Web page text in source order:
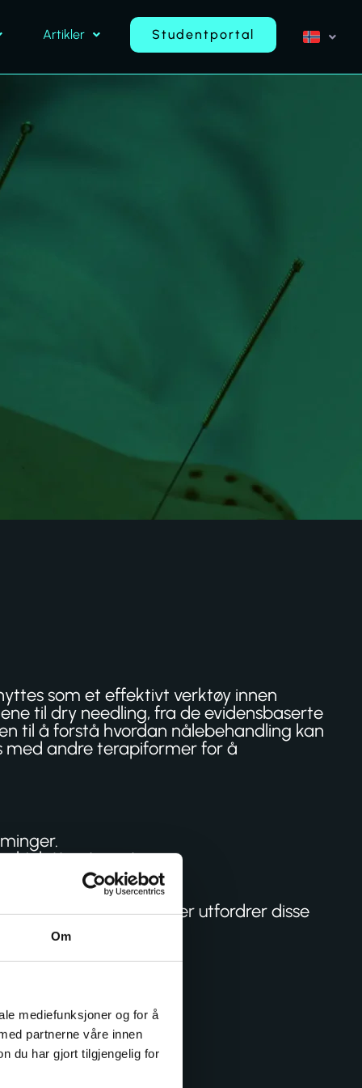
Om
mediefunksjoner og for å
partnerne våre innen
du har gjort tilgjengelig for
Artikler Studentportal
som et effektivt verktøy innen
til dry needling, fra de evidensbaserte
til å forstå hvordan nålebehandling kan
med andre terapiformer for å
skjelettsystemet.
støtter eller utfordrer disse
i praksis.
dry needling.
og steril teknikk.